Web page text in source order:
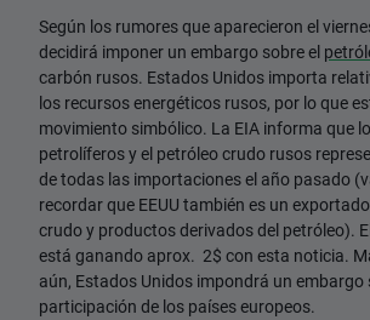
Según los rumores que aparecieron el
decidirá imponer un embargo sobre el
carbón rusos. Estados Unidos importa
los recursos energéticos rusos, por lo que
movimiento simbólico. La EIA informa que
petrolíferos y el petróleo crudo rusos
de todas las importaciones el año pasado
recordar que EEUU también es un
crudo y productos derivados del petróleo).
está ganando aprox. 2$ con esta noticia.
aún, Estados Unidos impondrá un embargo
participación de los países europeos.